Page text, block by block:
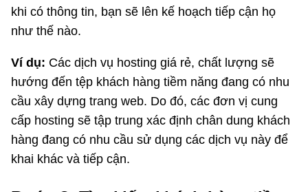
khi có thông tin, bạn sẽ lên kế hoạch tiếp cận họ
như thế nào.
Ví dụ: Các dịch vụ hosting giá rẻ, chất lượng sẽ
hướng đến tệp khách hàng tiềm năng đang có nhu
cầu xây dựng trang web. Do đó, các đơn vị cung
cấp hosting sẽ tập trung xác định chân dung khách
hàng đang có nhu cầu sử dụng các dịch vụ này để
khai khác và tiếp cận.